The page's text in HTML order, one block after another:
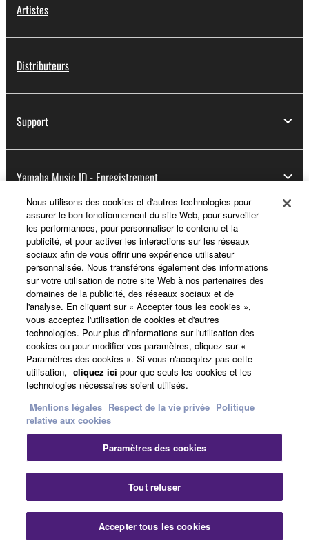
Artistes
Distributeurs
Support
Yamaha Music ID - Enregistrement
A propos de Yamaha
France - French
Professionnel
Nous contacter Conditions d'utilisation
Respect de la vie privéePolitique relative aux cookies
Mentions légales
© Yamaha Corporation.
Nous utilisons des cookies et d'autres technologies pour
assurer le bon fonctionnement du site Web, pour surveiller
les performances, pour personnaliser le contenu et la
publicité, et pour activer les interactions sur les réseaux
sociaux afin de vous offrir une expérience utilisateur
personnalisée. Nous transférons également des informations
sur votre utilisation de notre site Web à nos partenaires des
domaines de la publicité, des réseaux sociaux et de
l'analyse. En cliquant sur « Accepter tous les cookies »,
vous acceptez l'utilisation de cookies et d'autres
technologies. Pour plus d'informations sur l'utilisation des
cookies ou pour modifier vos paramètres, cliquez sur «
Paramètres des cookies ». Si vous n'acceptez pas cette
utilisation, cliquez ici pour que seuls les cookies et les
technologies nécessaires soient utilisés.
Mentions légales Respect de la vie privée Politique
relative aux cookies
Paramètres des cookies
Tout refuser
Accepter tous les cookies